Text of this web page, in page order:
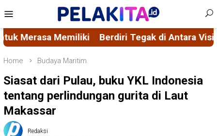
to
content
Menu
Tegak di Antara Visi Misi FORMAS dan
Home Budaya Maritim
Siasat dari Pulau, buku YKL Indonesia
tentang perlindungan gurita di Laut
Makassar
Redaksi